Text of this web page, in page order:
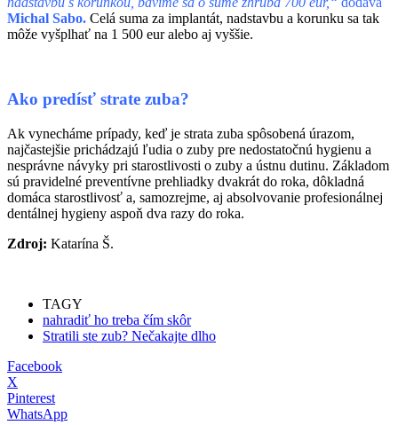
Michal Sabo. Celá suma za implantát, nadstavbu a korunku sa tak
môže vyšplhať na 1 500 eur alebo aj vyššie.
Ako predísť strate zuba?
Ak vynecháme prípady, keď je strata zuba spôsobená úrazom,
najčastejšie prichádzajú ľudia o zuby pre nedostatočnú hygienu a
nesprávne návyky pri starostlivosti o zuby a ústnu dutinu. Základom
sú pravidelné preventívne prehliadky dvakrát do roka, dôkladná
domáca starostlivosť a, samozrejme, aj absolvovanie profesionálnej
dentálnej hygieny aspoň dva razy do roka.
Zdroj: Katarína Š.
TAGY
nahradiť ho treba čím skôr
Stratili ste zub? Nečakajte dlho
Facebook
X
Pinterest
WhatsApp